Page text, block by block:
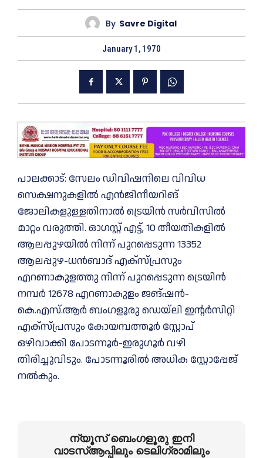
By Savre Digital
January 1, 1970
പാലക്കാട്: സേലം ഡിവിഷനിലെ വിവിധ
സെക്ഷനുകളിൽ എൻജിനീയറിങ്
ജോലികളുള്ളതിനാൽ ട്രെയിൻ സർവിസിൽ
മാറ്റം വരുത്തി. ഓഗസ്റ്റ് എട്ട്, 10 തീയതികളിൽ
ആലപ്പുഴയിൽ നിന്ന് പുറപ്പെടുന്ന 13352
ആലപ്പുഴ-ധൻബാദ് എക്‌സ്‌പ്രസും
എറണാകുളത്തു നിന്ന് പുറപ്പെടുന്ന ട്രെയിൻ
നമ്പർ 12678 എറണാകുളം ജങ്ഷൻ-
കെ.എസ്.ആർ ബംഗളൂരു ഡെയ്‌ലി ഇന്റർസിറ്റി
എക്‌സ്പ്രസും കോയമ്പത്തൂർ സ്റ്റോപ്
ഒഴിവാക്കി പോടന്നൂർ-ഇരുഗൂർ വഴി
തിരിച്ചുവിടും. പോടന്നൂരിൽ അധിക സ്റ്റോപ്പേജ്
നൽകും.
ന്യൂസ് ബെംഗളൂരു ഇനി
വാടസ്ആപ്പിലും ടെലിഗ്രാമിലും